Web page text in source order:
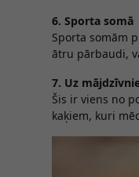
6. Sporta somā
Sporta somām
ātru pārbaudi,
7. Uz
Šis ir viens no
kaķiem, kuri